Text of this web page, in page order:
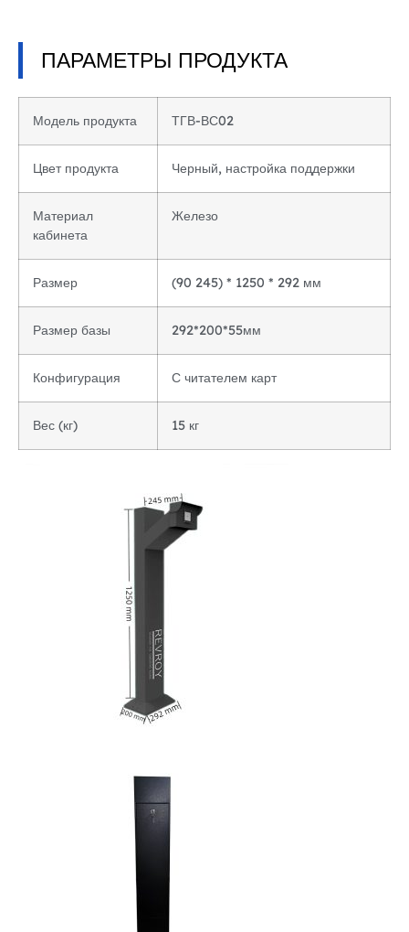
ПАРАМЕТРЫ ПРОДУКТА
Модель продукта ТГВ-ВС02
Цвет продукта Черный, настройка поддержки
Материал
кабинета
Железо
Размер (90 245) * 1250 * 292 мм
Размер базы 292*200*55мм
Конфигурация С читателем карт
Вес (кг) 15 кг